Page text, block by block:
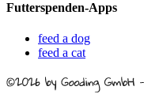
Futterspenden-Apps
feed a dog
feed a cat